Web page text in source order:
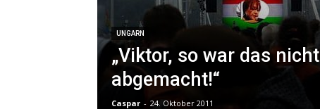
UNGARN
„Viktor, so war das nicht
abgemacht!“
Caspar - 24. Oktober 2011